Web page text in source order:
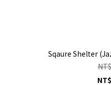
Sqaure Shelter